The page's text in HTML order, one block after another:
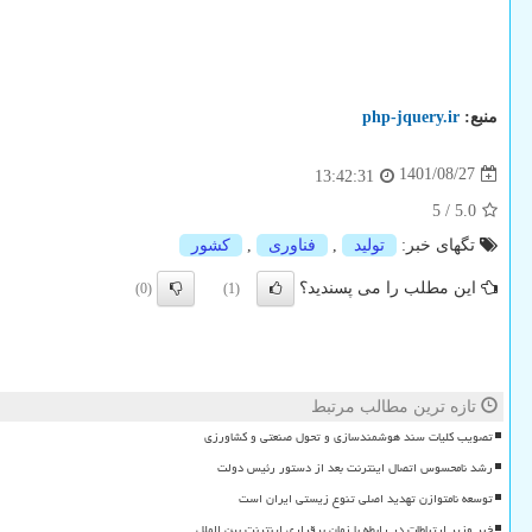
منبع: php-jquery.ir
1401/08/27
13:42:31
5.0
/
5
تگهای خبر:
تولید فناوری كشور
این مطلب را می پسندید؟ (1)
(0)
تازه ترین مطالب مرتبط
تصویب کلیات سند هوشمندسازی و تحول صنعتی و کشاورزی
رشد نامحسوس اتصال اینترنت بعد از دستور رئیس دولت
توسعه نامتوازن تهدید اصلی تنوع زیستی ایران است